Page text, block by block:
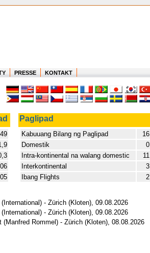
PRESSE KONTAKT
Paglipad
Kabuuang Bilang ng Paglipad
16
Domestik
0
Intra-kontinental na walang domestic
11
Interkontinental
3
Ibang Flights
2
- Zürich (Kloten), 09.08.2026
- Zürich (Kloten), 09.08.2026
Rommel) - Zürich (Kloten), 08.08.2026